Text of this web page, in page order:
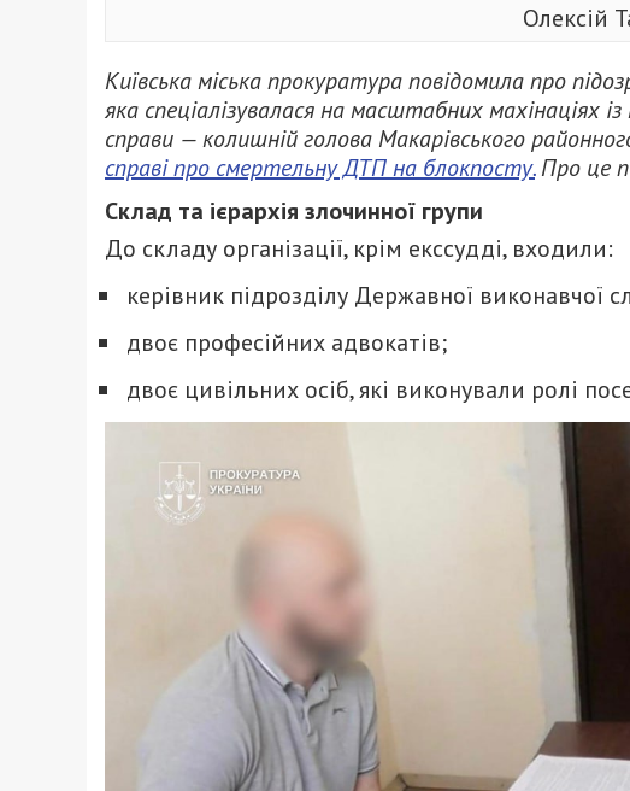
Олексій
Київська міська прокуратура повідомила про
яка спеціалізувалася на масштабних махінаціях
справи — колишній голова Макарівського
справі про смертельну ДТП на блокпосту.Про це
Склад та ієрархія злочинної групи
До складу організації,крім екссудді,входили:
керівник підрозділу Державної виконавчої
двоє професійних адвокатів;
двоє цивільних осіб,які виконували ролі